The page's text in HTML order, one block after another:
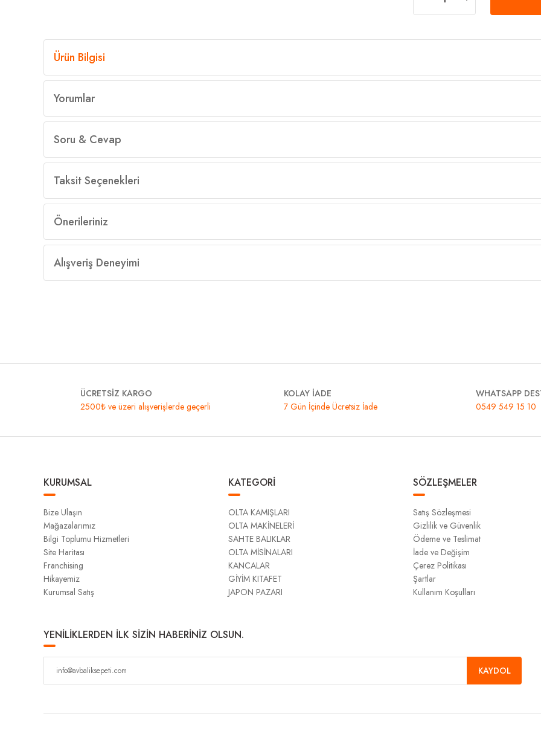
Ürün Bilgisi
Yorumlar
Soru & Cevap
Taksit Seçenekleri
Önerileriniz
Alışveriş Deneyimi
ÜCRETSİZ KARGO
2500₺ ve üzeri alışverişlerde geçerli
KOLAY İADE
7 Gün İçinde Ücretsiz İade
WHATSAPP
0549 549 15 10
KURUMSAL
Bize Ulaşın
Mağazalarımız
Bilgi Toplumu Hizmetleri
Site Haritası
Franchising
Hikayemiz
Kurumsal Satış
KATEGORİ
OLTA KAMIŞLARI
OLTA MAKİNELERİ
SAHTE BALIKLAR
OLTA MİSİNALARI
KANCALAR
GİYİM KITAFET
JAPON PAZARI
SÖZLEŞMELER
Satış Sözleşmesi
Gizlilik ve Güvenlik
Ödeme ve Teslimat
İade ve Değişim
Çerez Politikası
Şartlar
Kullanım Koşulları
YENİLİKLERDEN İLK SİZİN HABERİNİZ OLSUN.
KAYDOL